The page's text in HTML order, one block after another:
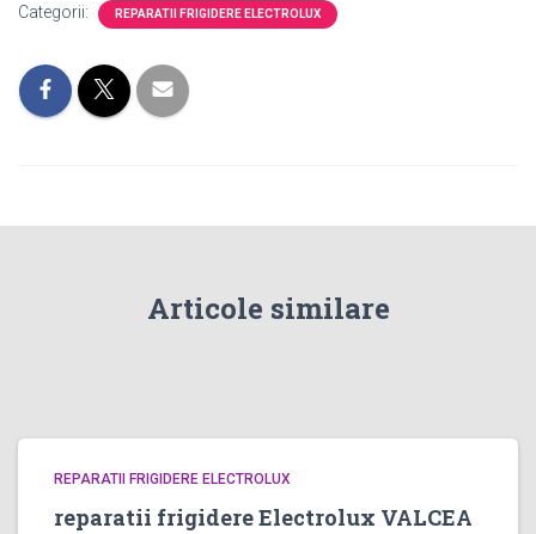
Categorii: REPARATII FRIGIDERE ELECTROLUX
Articole similare
REPARATII FRIGIDERE ELECTROLUX
reparatii frigidere Electrolux VALCEA